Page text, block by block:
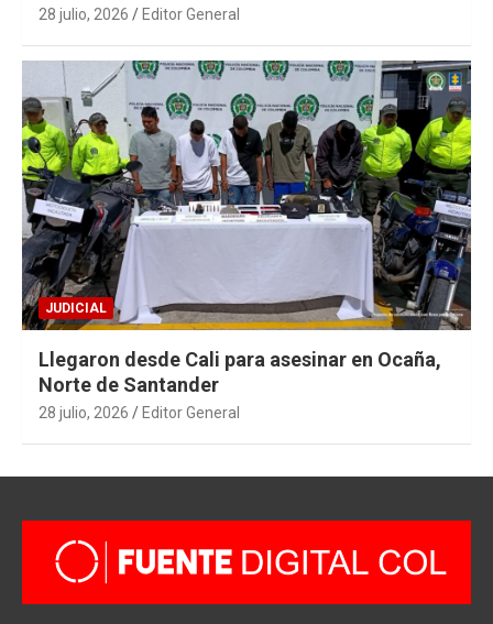
28 julio, 2026 Editor General
JUDICIAL
Llegaron desde Cali para asesinar en Ocaña,
Norte de Santander
28 julio, 2026 Editor General